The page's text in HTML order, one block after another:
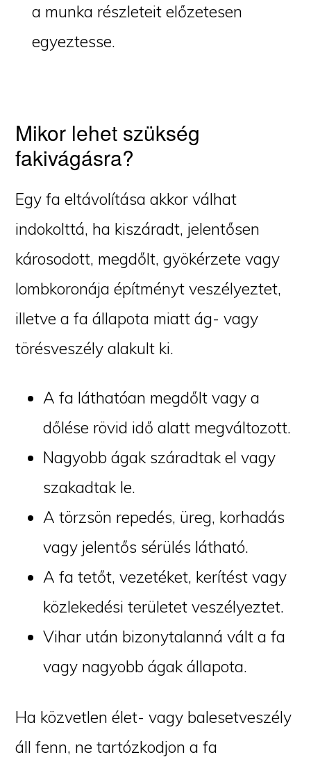
a munka részleteit előzetesen
egyeztesse.
Mikor lehet szükség
fakivágásra?
Egy fa eltávolítása akkor válhat
indokolttá, ha kiszáradt, jelentősen
károsodott, megdőlt, gyökérzete vagy
lombkoronája építményt veszélyeztet,
illetve a fa állapota miatt ág- vagy
törésveszély alakult ki.
A fa láthatóan megdőlt vagy a
dőlése rövid idő alatt megváltozott.
Nagyobb ágak száradtak el vagy
szakadtak le.
A törzsön repedés, üreg, korhadás
vagy jelentős sérülés látható.
A fa tetőt, vezetéket, kerítést vagy
közlekedési területet veszélyeztet.
Vihar után bizonytalanná vált a fa
vagy nagyobb ágak állapota.
Ha közvetlen élet- vagy balesetveszély
áll fenn, ne tartózkodjon a fa